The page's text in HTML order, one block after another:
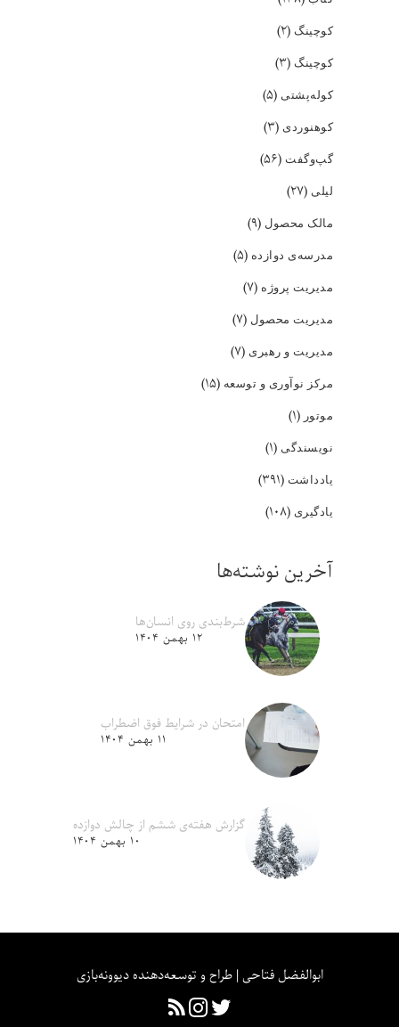
کوچینگ (۲)
کوچینگ (۳)
کوله‌پشتی (۵)
کوهنوردی (۳)
گپ‌و‌گفت (۵۶)
لیلی (۲۷)
مالک محصول (۹)
مدرسه‌ی دوازده (۵)
مدیریت پروژه (۷)
مدیریت محصول (۷)
مدیریت و رهبری (۷)
مرکز نوآوری و توسعه (۱۵)
موتور (۱)
نویسندگی (۱)
یادداشت (۳۹۱)
یادگیری (۱۰۸)
آخرین نوشته‌ها
شرط‌بندی روی انسان‌ها
۱۲ بهمن ۱۴۰۴
امتحان در شرایط فوق اضطراب
۱۱ بهمن ۱۴۰۴
گزارش هفته‌ی ششم از چالش دوازده
۱۰ بهمن ۱۴۰۴
ابوالفضل فتاحی | طراح و توسعه‌دهنده دیوونه‌بازی